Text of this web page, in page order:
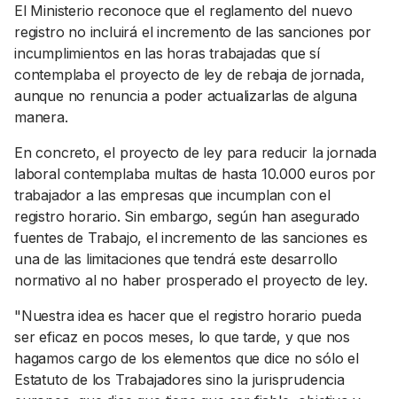
El Ministerio reconoce que el reglamento del nuevo
registro no incluirá el incremento de las sanciones por
incumplimientos en las horas trabajadas que sí
contemplaba el proyecto de ley de rebaja de jornada,
aunque no renuncia a poder actualizarlas de alguna
manera.
En concreto, el proyecto de ley para reducir la jornada
laboral contemplaba multas de hasta 10.000 euros por
trabajador a las empresas que incumplan con el
registro horario. Sin embargo, según han asegurado
fuentes de Trabajo, el incremento de las sanciones es
una de las limitaciones que tendrá este desarrollo
normativo al no haber prosperado el proyecto de ley.
"Nuestra idea es hacer que el registro horario pueda
ser eficaz en pocos meses, lo que tarde, y que nos
hagamos cargo de los elementos que dice no sólo el
Estatuto de los Trabajadores sino la jurisprudencia